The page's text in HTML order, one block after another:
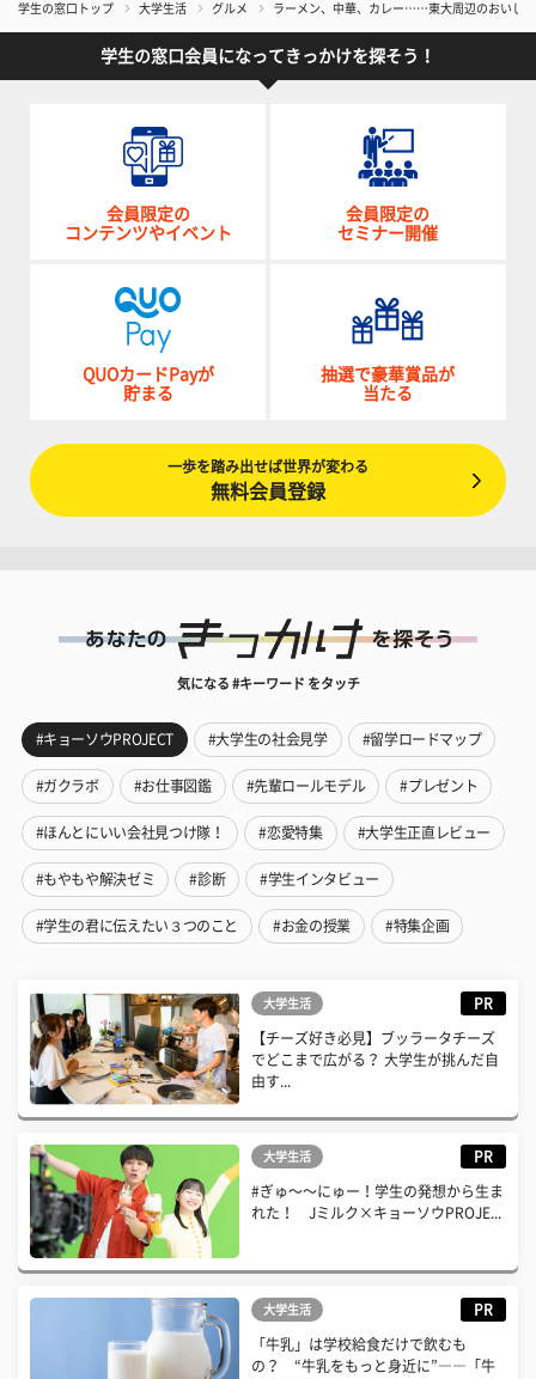
学生の窓口トップ 大学生活 グルメ ラーメン、中華、カレー……東大周辺のおいし
学生の窓口会員になってきっかけを探そう！
会員限定の
コンテンツやイベント
会員限定の
セミナー開催
QUOカードPayが
貯まる
抽選で豪華賞品が
当たる
一歩を踏み出せば世界が変わる
無料会員登録
気になる #キーワード をタッチ
#キョーソウPROJECT #大学生の社会見学 #留学ロードマップ
#ガクラボ #お仕事図鑑 #先輩ロールモデル #プレゼント
#ほんとにいい会社見つけ隊！ #恋愛特集 #大学生正直レビュー
#もやもや解決ゼミ #診断 #学生インタビュー
#学生の君に伝えたい３つのこと #お金の授業 #特集企画
大学生活 PR
【チーズ好き必見】ブッラータチーズ
でどこまで広がる？ 大学生が挑んだ自
由す...
大学生活 PR
#ぎゅ〜〜にゅー！学生の発想から生ま
れた！ Jミルク×キョーソウPROJE...
大学生活 PR
「牛乳」は学校給食だけで飲むも
の？ “牛乳をもっと身近に”――「牛